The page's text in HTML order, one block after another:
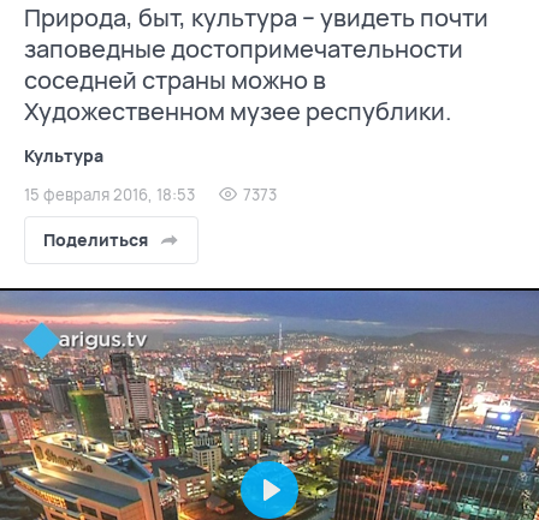
Природа, быт, культура – увидеть почти
заповедные достопримечательности
соседней страны можно в
Художественном музее республики.
Культура
15 февраля 2016, 18:53 7373
Поделиться